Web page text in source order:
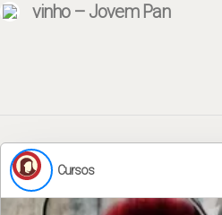
vinho – Jovem Pan
Cursos